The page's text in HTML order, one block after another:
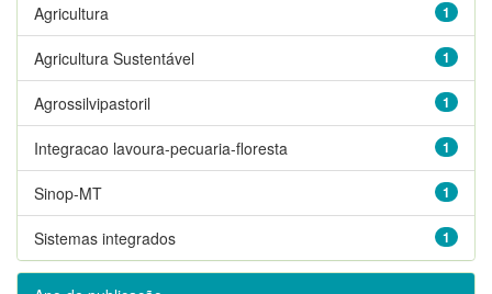
1
Agricultura
1
Agricultura Sustentável
1
Agrossilvipastoril
1
Integracao lavoura-pecuaria-floresta
1
Sinop-MT
1
Sistemas integrados